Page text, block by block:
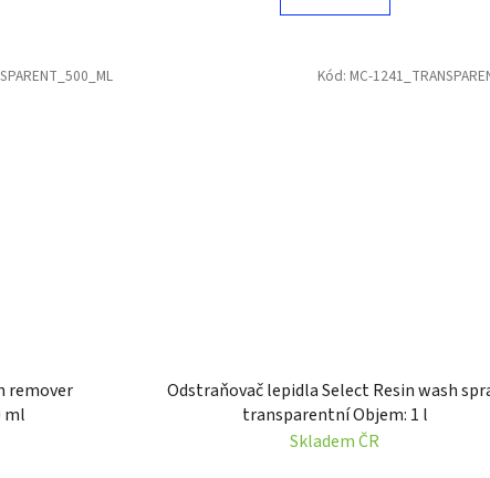
remover
ml
Odstraňovač lepidla Select Resin wash
transparentní Objem: 1 l
Skladem ČR
Kód: MC-